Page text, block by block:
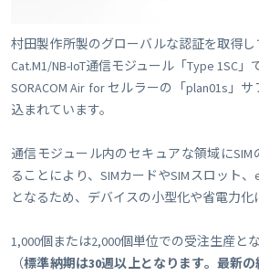
村田製作所製のグローバルな認証を取得
Cat.M1/NB-IoT通信モジュール「Type 1SC」
SORACOM Air for セルラーの「plan01s」
込まれています。
通信モジュール内のセキュアな領域に
ることにより、SIMカードやSIMスロット、
となるため、デバイスの小型化や省電力化
1,000個または2,000個単位での受注生産とな
（標準納期は30週以上となります。最新